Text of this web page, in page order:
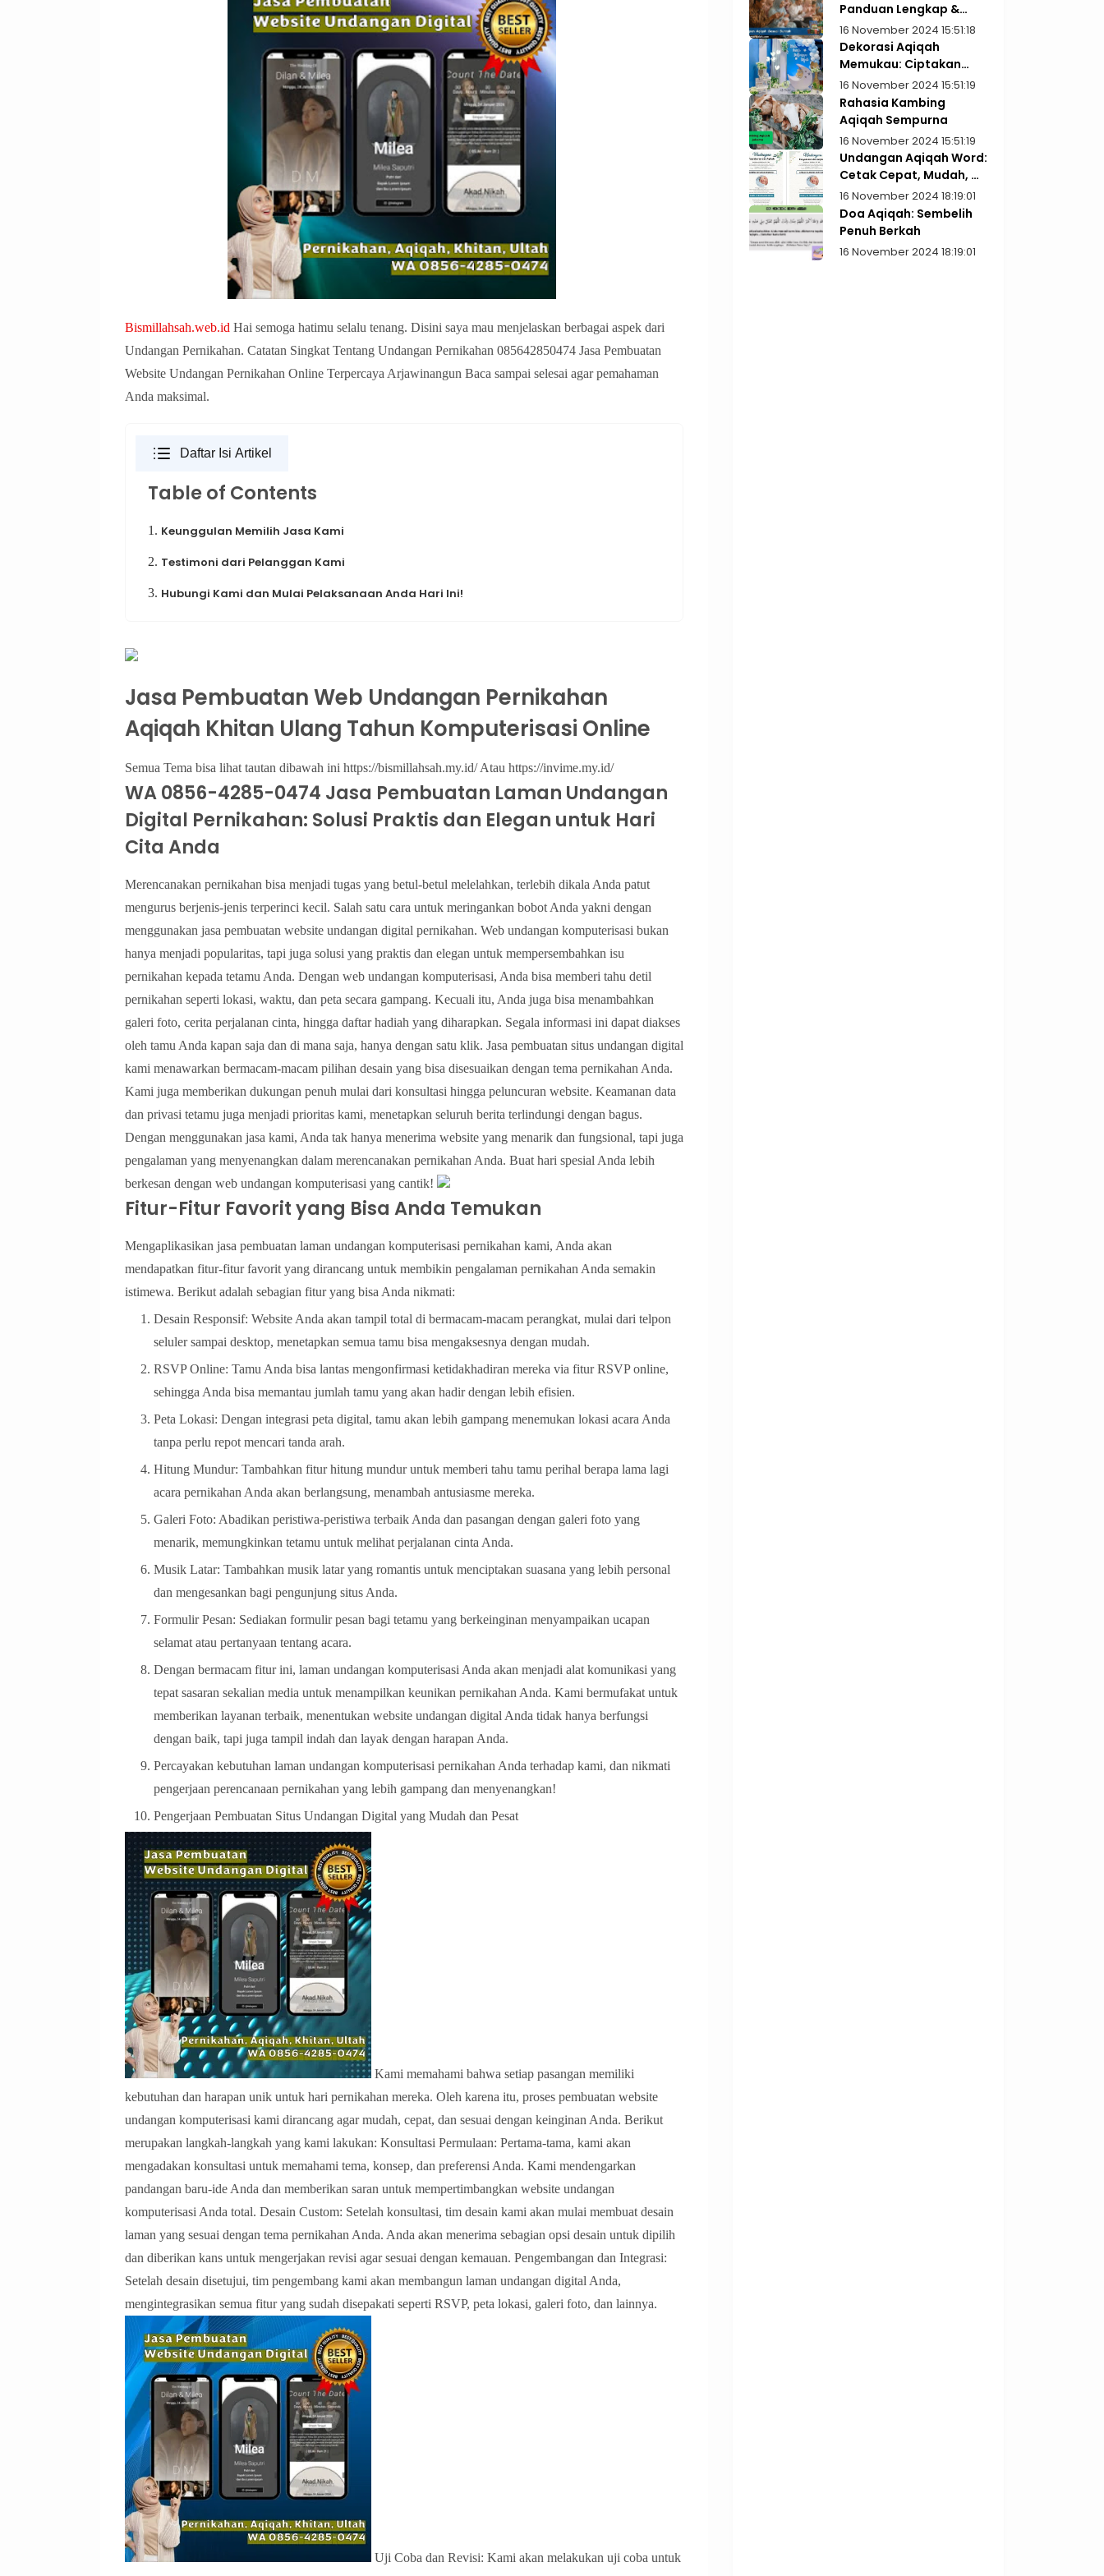
Bismillahsah.web.id Hai semoga hatimu selalu tenang. Disini saya mau menjelaskan berbagai aspek dari
Undangan Pernikahan. Catatan Singkat Tentang Undangan Pernikahan 085642850474 Jasa Pembuatan
Website Undangan Pernikahan Online Terpercaya Arjawinangun Baca sampai selesai agar pemahaman
Anda maksimal.
Daftar Isi Artikel
Table of Contents
1. Keunggulan Memilih Jasa Kami
2. Testimoni dari Pelanggan Kami
3. Hubungi Kami dan Mulai Pelaksanaan Anda Hari Ini!
Jasa Pembuatan Web Undangan Pernikahan
Aqiqah Khitan Ulang Tahun Komputerisasi Online
Semua Tema bisa lihat tautan dibawah ini https://bismillahsah.my.id/ Atau https://invime.my.id/
WA 0856-4285-0474 Jasa Pembuatan Laman Undangan
Digital Pernikahan: Solusi Praktis dan Elegan untuk Hari
Cita Anda
Merencanakan pernikahan bisa menjadi tugas yang betul-betul melelahkan, terlebih dikala Anda patut
mengurus berjenis-jenis terperinci kecil. Salah satu cara untuk meringankan bobot Anda yakni dengan
menggunakan jasa pembuatan website undangan digital pernikahan. Web undangan komputerisasi bukan
hanya menjadi popularitas, tapi juga solusi yang praktis dan elegan untuk mempersembahkan isu
pernikahan kepada tetamu Anda. Dengan web undangan komputerisasi, Anda bisa memberi tahu detil
pernikahan seperti lokasi, waktu, dan peta secara gampang. Kecuali itu, Anda juga bisa menambahkan
galeri foto, cerita perjalanan cinta, hingga daftar hadiah yang diharapkan. Segala informasi ini dapat diakses
oleh tamu Anda kapan saja dan di mana saja, hanya dengan satu klik. Jasa pembuatan situs undangan digital
kami menawarkan bermacam-macam pilihan desain yang bisa disesuaikan dengan tema pernikahan Anda.
Kami juga memberikan dukungan penuh mulai dari konsultasi hingga peluncuran website. Keamanan data
dan privasi tetamu juga menjadi prioritas kami, menetapkan seluruh berita terlindungi dengan bagus.
Dengan menggunakan jasa kami, Anda tak hanya menerima website yang menarik dan fungsional, tapi juga
pengalaman yang menyenangkan dalam merencanakan pernikahan Anda. Buat hari spesial Anda lebih
berkesan dengan web undangan komputerisasi yang cantik!
Fitur-Fitur Favorit yang Bisa Anda Temukan
Mengaplikasikan jasa pembuatan laman undangan komputerisasi pernikahan kami, Anda akan
mendapatkan fitur-fitur favorit yang dirancang untuk membikin pengalaman pernikahan Anda semakin
istimewa. Berikut adalah sebagian fitur yang bisa Anda nikmati:
Desain Responsif: Website Anda akan tampil total di bermacam-macam perangkat, mulai dari telpon
seluler sampai desktop, menetapkan semua tamu bisa mengaksesnya dengan mudah.
RSVP Online: Tamu Anda bisa lantas mengonfirmasi ketidakhadiran mereka via fitur RSVP online,
sehingga Anda bisa memantau jumlah tamu yang akan hadir dengan lebih efisien.
Peta Lokasi: Dengan integrasi peta digital, tamu akan lebih gampang menemukan lokasi acara Anda
tanpa perlu repot mencari tanda arah.
Hitung Mundur: Tambahkan fitur hitung mundur untuk memberi tahu tamu perihal berapa lama lagi
acara pernikahan Anda akan berlangsung, menambah antusiasme mereka.
Galeri Foto: Abadikan peristiwa-peristiwa terbaik Anda dan pasangan dengan galeri foto yang
menarik, memungkinkan tetamu untuk melihat perjalanan cinta Anda.
Musik Latar: Tambahkan musik latar yang romantis untuk menciptakan suasana yang lebih personal
dan mengesankan bagi pengunjung situs Anda.
Formulir Pesan: Sediakan formulir pesan bagi tetamu yang berkeinginan menyampaikan ucapan
selamat atau pertanyaan tentang acara.
Dengan bermacam fitur ini, laman undangan komputerisasi Anda akan menjadi alat komunikasi yang
tepat sasaran sekalian media untuk menampilkan keunikan pernikahan Anda. Kami bermufakat untuk
memberikan layanan terbaik, menentukan website undangan digital Anda tidak hanya berfungsi
dengan baik, tapi juga tampil indah dan layak dengan harapan Anda.
Percayakan kebutuhan laman undangan komputerisasi pernikahan Anda terhadap kami, dan nikmati
pengerjaan perencanaan pernikahan yang lebih gampang dan menyenangkan!
Pengerjaan Pembuatan Situs Undangan Digital yang Mudah dan Pesat
Kami memahami bahwa setiap pasangan memiliki
kebutuhan dan harapan unik untuk hari pernikahan mereka. Oleh karena itu, proses pembuatan website
undangan komputerisasi kami dirancang agar mudah, cepat, dan sesuai dengan keinginan Anda. Berikut
merupakan langkah-langkah yang kami lakukan: Konsultasi Permulaan: Pertama-tama, kami akan
mengadakan konsultasi untuk memahami tema, konsep, dan preferensi Anda. Kami mendengarkan
pandangan baru-ide Anda dan memberikan saran untuk mempertimbangkan website undangan
komputerisasi Anda total. Desain Custom: Setelah konsultasi, tim desain kami akan mulai membuat desain
laman yang sesuai dengan tema pernikahan Anda. Anda akan menerima sebagian opsi desain untuk dipilih
dan diberikan kans untuk mengerjakan revisi agar sesuai dengan kemauan. Pengembangan dan Integrasi:
Setelah desain disetujui, tim pengembang kami akan membangun laman undangan digital Anda,
mengintegrasikan semua fitur yang sudah disepakati seperti RSVP, peta lokasi, galeri foto, dan lainnya.
Uji Coba dan Revisi: Kami akan melakukan uji coba untuk
Panduan Lengkap &
Praktis
16 November 2024 15:51:18
Dekorasi Aqiqah
Memukau: Ciptakan
Kenangan Indah
16 November 2024 15:51:19
Rahasia Kambing
Aqiqah Sempurna
16 November 2024 15:51:19
Undangan Aqiqah Word:
Cetak Cepat, Mudah, &
Gratis!
16 November 2024 18:19:01
Doa Aqiqah: Sembelih
Penuh Berkah
16 November 2024 18:19:01